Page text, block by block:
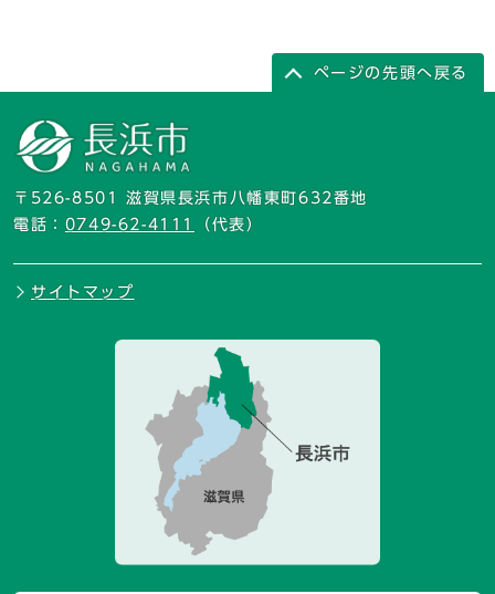
ページの先頭へ戻る
〒526-8501 滋賀県長浜市八幡東町632番地
電話： 0749-62-4111 （代表）
サイトマップ